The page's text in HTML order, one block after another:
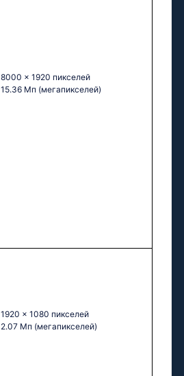
8000 x 1920 пикселей
15.36 Мп (мегапикселей)
1920 x 1080 пикселей
2.07 Мп (мегапикселей)